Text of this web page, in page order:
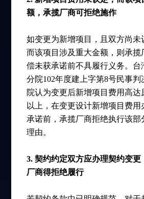
额，承揽厂商可拒绝施作
如变更为新增项目，且双方尚未
而该项目涉及重大金额，则承揽
偿未获承诺前不具履行义务。台
分院102年度建上字第8号民事
院认为变更后新增项目费用高达
以上，在变更设计新增项目费
承诺前，承揽厂商拒绝执行该部
理由。
3. 契约约定双方应办理契约变更
厂商得拒绝履行